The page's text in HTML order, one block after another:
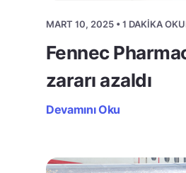
MART 10, 2025 • 1 DAKIKA
Fennec
zararı azaldı
Devamını Oku